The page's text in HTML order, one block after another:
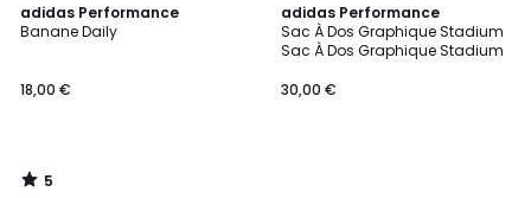
adidas Performance
Banane Daily
18,00 €
5
/
5
/
adidas Performance
Sac À Dos Graphique Stadium
Sac À Dos Graphique Stadium
30,00 €